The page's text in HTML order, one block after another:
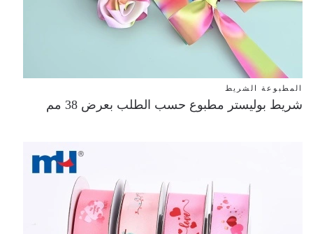
المطبوعة الشريط
شريط بوليستر مطبوع حسب الطلب بعرض 38 مم